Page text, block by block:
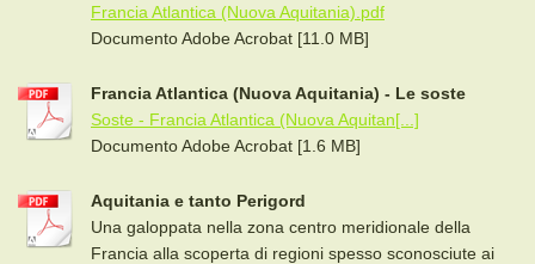
Francia Atlantica (Nuova Aquitania).pdf
Documento Adobe Acrobat [11.0 MB]
Francia Atlantica (Nuova Aquitania) - Le soste
Soste - Francia Atlantica (Nuova Aquitan[...]
Documento Adobe Acrobat [1.6 MB]
Aquitania e tanto Perigord
Una galoppata nella zona centro meridionale della
Francia alla scoperta di regioni spesso sconosciute ai